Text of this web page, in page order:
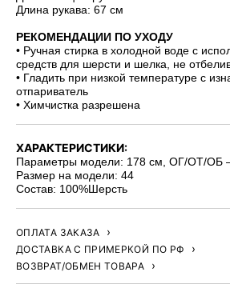
Длина рукава: 67 см
РЕКОМЕНДАЦИИ ПО УХОДУ
• Ручная стирка в холодной воде с
средств для шерсти и шелка, не
• Гладить при низкой температуре с
отпариватель
• Химчистка разрешена
ХАРАКТЕРИСТИКИ:
Параметры модели: 178 см, ОГ/ОТ/ОБ
Размер на модели: 44
Состав: 100%Шерсть
ОПЛАТА ЗАКАЗА
ДОСТАВКА С ПРИМЕРКОЙ ПО РФ
ВОЗВРАТ/ОБМЕН ТОВАРА